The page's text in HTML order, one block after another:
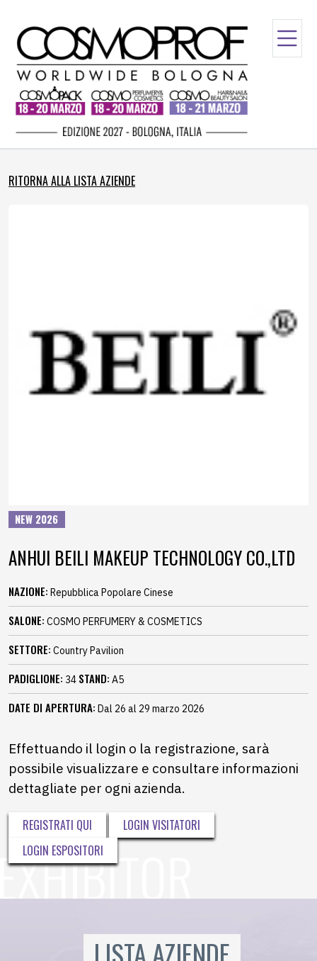
RITORNA ALLA LISTA AZIENDE
NEW 2026
ANHUI BEILI MAKEUP TECHNOLOGY CO.,LTD
NAZIONE: Repubblica Popolare Cinese
SALONE: COSMO PERFUMERY & COSMETICS
SETTORE: Country Pavilion
PADIGLIONE: 34 STAND: A5
DATE DI APERTURA: Dal 26 al 29 marzo 2026
Effettuando il login o la registrazione, sarà
possibile visualizzare e consultare informazioni
dettagliate per ogni azienda.
REGISTRATI QUI
LOGIN VISITATORI
LOGIN ESPOSITORI